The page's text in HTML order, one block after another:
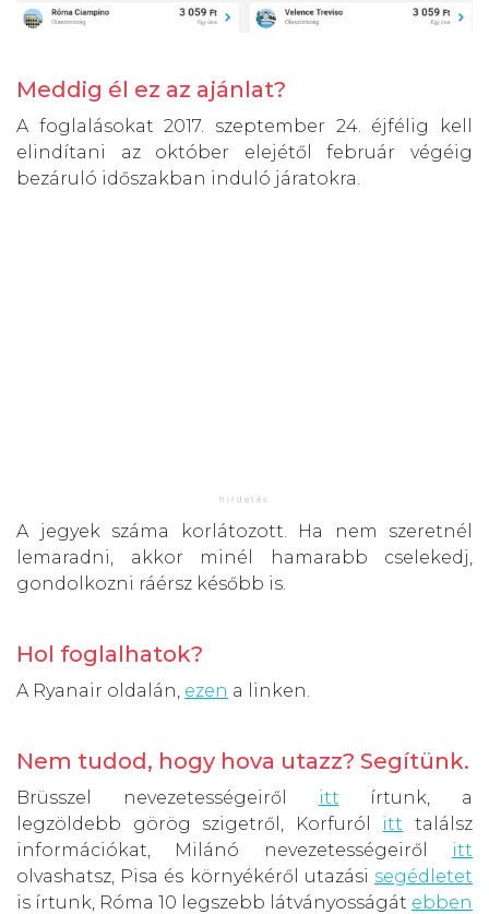
Meddig él ez az ajánlat?
A foglalásokat 2017. szeptember 24. éjfélig kell
elindítani az október elejétől február végéig
bezáruló időszakban induló járatokra.
A jegyek száma korlátozott. Ha nem szeretnél
lemaradni, akkor minél hamarabb cselekedj,
gondolkozni ráérsz később is.
Hol foglalhatok?
A Ryanair oldalán, ezen a linken.
Nem tudod, hogy hova utazz? Segítünk.
Brüsszel nevezetességeiről itt írtunk, a
legzöldebb görög szigetről, Korfuról itt találsz
információkat, Milánó nevezetességeiről
itt
olvashatsz, Pisa és környékéről utazási segédletet
is írtunk, Róma 10 legszebb látványosságát ebben